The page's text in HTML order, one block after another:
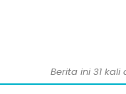
Berita ini 31